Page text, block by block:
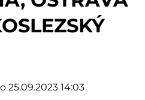
25.09.2023 14:03